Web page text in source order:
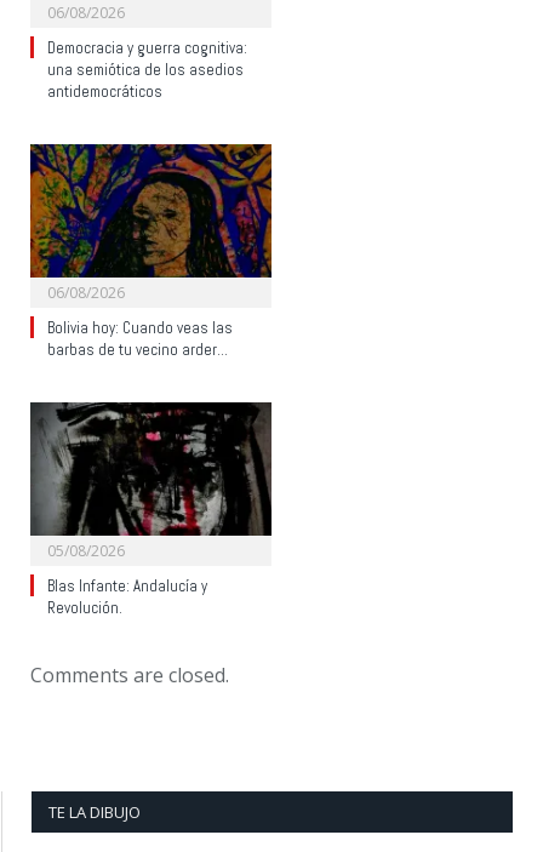
06/08/2026
Democracia y guerra cognitiva:
una semiótica de los asedios
antidemocráticos
06/08/2026
Bolivia hoy: Cuando veas las
barbas de tu vecino arder…
05/08/2026
Blas Infante: Andalucía y
Revolución.
Comments are closed.
TE LA DIBUJO